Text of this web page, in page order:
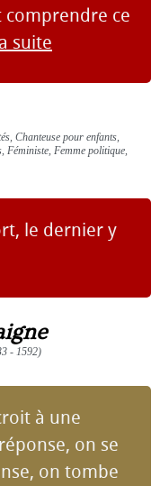
comprendre ce
suite
Chanteuse pour enfants,
Féministe, Femme politique,
le dernier y
- 1592)
à une
on se
on tombe